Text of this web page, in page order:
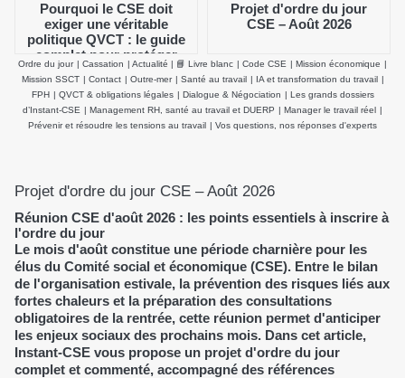
Pourquoi le CSE doit
exiger une véritable
politique QVCT : le guide
complet pour protéger
durablement la santé
physique et mentale des
salariés
Projet d'ordre du jour
CSE – Août 2026
Ordre du jour | Cassation | Actualité | 📘 Livre blanc | Code CSE | Mission économique |
Mission SSCT | Contact | Outre-mer | Santé au travail | IA et transformation du travail |
FPH | QVCT & obligations légales | Dialogue & Négociation | Les grands dossiers
d’Instant-CSE | Management RH, santé au travail et DUERP | Manager le travail réel |
Prévenir et résoudre les tensions au travail | Vos questions, nos réponses d'experts
Projet d'ordre du jour CSE – Août 2026
Réunion CSE d'août 2026 : les points essentiels à inscrire à
l'ordre du jour
Le mois d'août constitue une période charnière pour les
élus du Comité social et économique (CSE). Entre le bilan
de l'organisation estivale, la prévention des risques liés aux
fortes chaleurs et la préparation des consultations
obligatoires de la rentrée, cette réunion permet d'anticiper
les enjeux sociaux des prochains mois. Dans cet article,
Instant-CSE vous propose un projet d'ordre du jour
complet et commenté, accompagné des références